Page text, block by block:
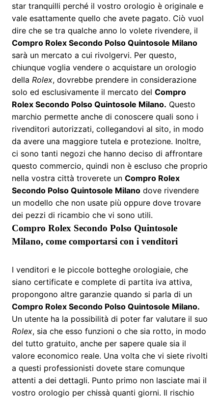
star tranquilli perché il vostro orologio è originale e
vale esattamente quello che avete pagato. Ciò vuol
dire che se tra qualche anno lo volete rivendere, il
Compro Rolex Secondo Polso Quintosole Milano
sarà un mercato a cui rivolgervi. Per questo,
chiunque voglia vendere o acquistare un orologio
della Rolex, dovrebbe prendere in considerazione
solo ed esclusivamente il mercato del Compro
Rolex Secondo Polso Quintosole Milano. Questo
marchio permette anche di conoscere quali sono i
rivenditori autorizzati, collegandovi al sito, in modo
da avere una maggiore tutela e protezione. Inoltre,
ci sono tanti negozi che hanno deciso di affrontare
questo commercio, quindi non è escluso che proprio
nella vostra città troverete un Compro Rolex
Secondo Polso Quintosole Milano dove rivendere
un modello che non usate più oppure dove trovare
dei pezzi di ricambio che vi sono utili.
Compro Rolex Secondo Polso Quintosole
Milano, come comportarsi con i venditori
I venditori e le piccole botteghe orologiaie, che
siano certificate e complete di partita iva attiva,
propongono altre garanzie quando si parla di un
Compro Rolex Secondo Polso Quintosole Milano.
Un utente ha la possibilità di poter far valutare il suo
Rolex, sia che esso funzioni o che sia rotto, in modo
del tutto gratuito, anche per sapere quale sia il
valore economico reale. Una volta che vi siete rivolti
a questi professionisti dovete stare comunque
attenti a dei dettagli. Punto primo non lasciate mai il
vostro orologio per chissà quanti giorni. Il rischio